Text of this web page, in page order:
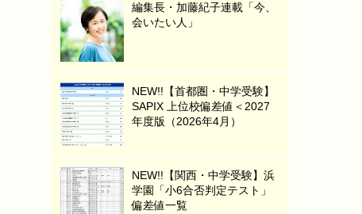
編集長・加藤紀子連載「今、
会いたい人」
NEW!!【首都圏・中学受験】
SAPIX 上位校偏差値＜2027
年度版（2026年4月）
NEW!!【関西・中学受験】浜
学園「小6合否判定テスト」
偏差値一覧